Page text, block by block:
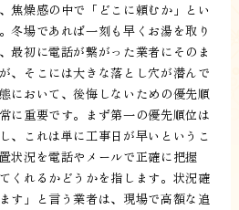
焦燥感の中で「どこに頼むか」とい
冬場であれば一刻も早くお湯を取り
最初に電話が繋がった業者にそのま
、そこには大きな落とし穴が潜んで
において、後悔しないための優先順
に重要です。まず第一の優先順位は
、これは単に工事日が早いというこ
状況を電話やメールで正確に把握
くれるかどうかを指します。状況確
す」と言う業者は、現場で高額な追